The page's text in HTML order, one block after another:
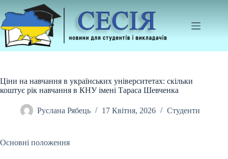
до
вмісту
Ціни на навчання в українських університетах: скільки
коштує рік навчання в КНУ імені Тараса Шевченка
Руслана Рябець 17 Квітня, 2026 Студенти
Основні положення